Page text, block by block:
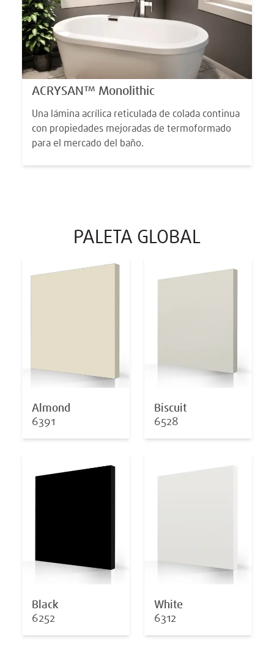
ACRYSAN™ Monolithic
Una lámina acrílica reticulada de colada continua
con propiedades mejoradas de termoformado
para el mercado del baño.
PALETA GLOBAL
Almond
6391
Biscuit
6528
Black
6252
White
6312